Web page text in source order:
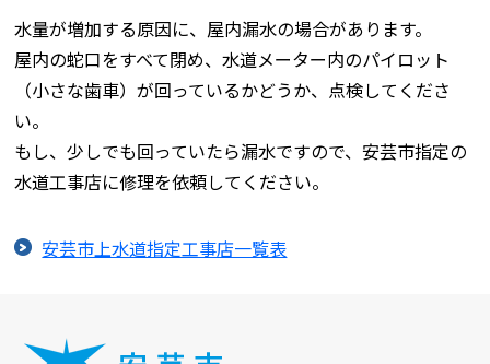
水量が増加する原因に、屋内漏水の場合があります。
屋内の蛇口をすべて閉め、水道メーター内のパイロット
（小さな歯車）が回っているかどうか、点検してくださ
い。
もし、少しでも回っていたら漏水ですので、安芸市指定の
水道工事店に修理を依頼してください。
安芸市上水道指定工事店一覧表